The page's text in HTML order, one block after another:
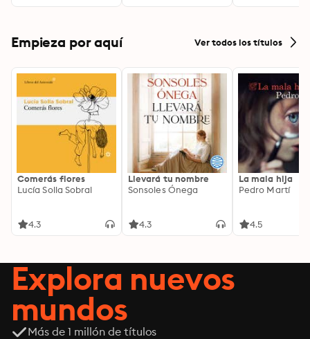
Empieza por aquí Ver todos los títulos
Comerás flores
Lucía Solla Sobral
4.3
Llevará tu nombre
Sonsoles Ónega
4.3
La mala hija
Pedro Martí
4.5
Explora nuevos
mundos
Más de 1 millón de títulos